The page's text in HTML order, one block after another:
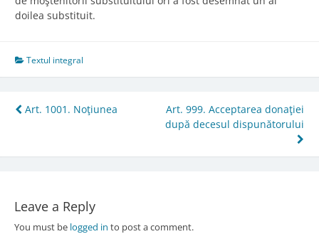
doilea substituit.
Textul integral
Post
Art. 1001. Noţiunea
Art. 999. Acceptarea donaţiei
după decesul dispunătorului
Leave a Reply
You must be logged in to post a comment.